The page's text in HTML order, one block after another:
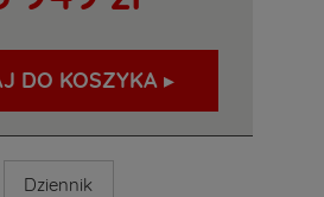
DO KOSZYKA ▸
Dziennik